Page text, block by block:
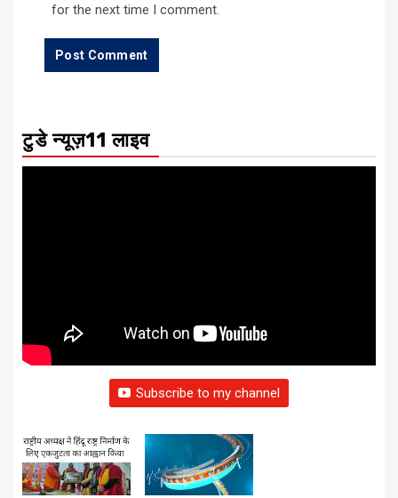
for the next time I comment.
टुडे न्यूज़11 लाइव
Subscribe to my channel